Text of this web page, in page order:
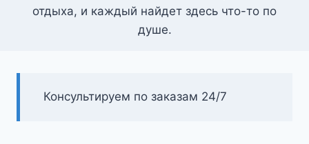
отдыха, и каждый найдет здесь что-то по
душе.
Консультируем по заказам 24/7